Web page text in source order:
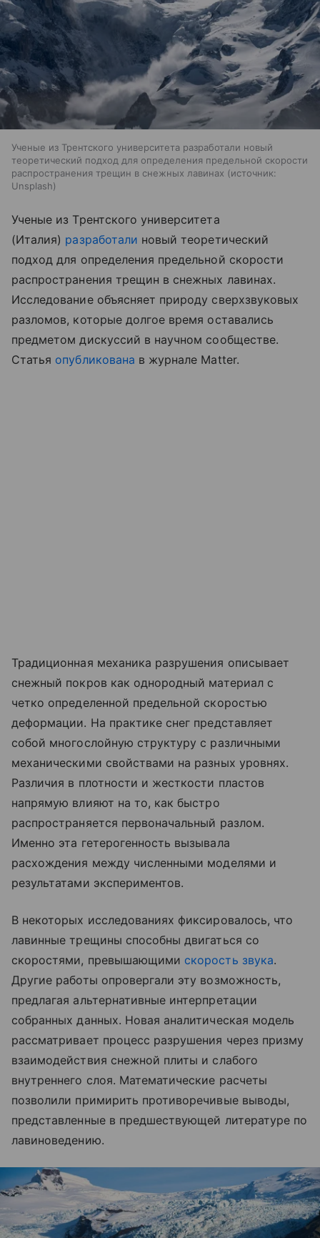
Ученые из Трентского университета разработали новый
теоретический подход для определения предельной скорости
распространения трещин в снежных лавинах
источник:
Unsplash
Ученые из Трентского университета
(Италия) разработали новый теоретический
подход для определения предельной скорости
распространения трещин в снежных лавинах.
Исследование объясняет природу сверхзвуковых
разломов, которые долгое время оставались
предметом дискуссий в научном сообществе.
Статья опубликована в журнале Matter.
Традиционная механика разрушения описывает
снежный покров как однородный материал с
четко определенной предельной скоростью
деформации. На практике снег представляет
собой многослойную структуру с различными
механическими свойствами на разных уровнях.
Различия в плотности и жесткости пластов
напрямую влияют на то, как быстро
распространяется первоначальный разлом.
Именно эта гетерогенность вызывала
расхождения между численными моделями и
результатами экспериментов.
В некоторых исследованиях фиксировалось, что
лавинные трещины способны двигаться со
скоростями, превышающими скорость звука.
Другие работы опровергали эту возможность,
предлагая альтернативные интерпретации
собранных данных. Новая аналитическая модель
рассматривает процесс разрушения через призму
взаимодействия снежной плиты и слабого
внутреннего слоя. Математические расчеты
позволили примирить противоречивые выводы,
представленные в предшествующей литературе по
лавиноведению.